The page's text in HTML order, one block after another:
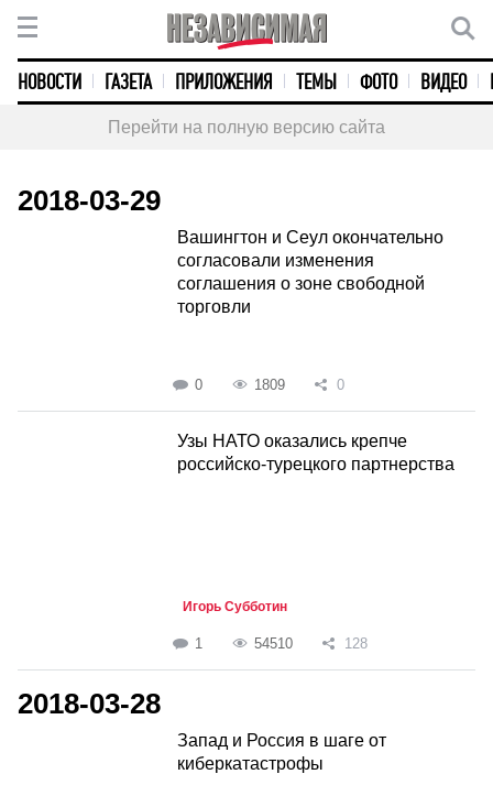
НОВОСТИ ГАЗЕТА ПРИЛОЖЕНИЯ ТЕМЫ ФОТО ВИДЕО
Перейти на полную версию сайта
2018-03-29
Вашингтон и Сеул окончательно
согласовали изменения
соглашения о зоне свободной
торговли
0 1809 0
Узы НАТО оказались крепче
российско-турецкого партнерства
Игорь Субботин
1 54510 128
2018-03-28
Запад и Россия в шаге от
киберкатастрофы